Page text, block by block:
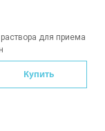
для приема
Купить